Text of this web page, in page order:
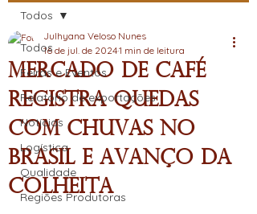
Todos
Feiras e Eventos
Relatório de exportações
Notícias
Logística
Qualidade
Regiões Produtoras
Todos
Mercado de Café
Registra Quedas
com Chuvas no
Brasil e Avanço da
Colheita
Julhyana Veloso Nunes
16 de jul. de 20241 min de leitura